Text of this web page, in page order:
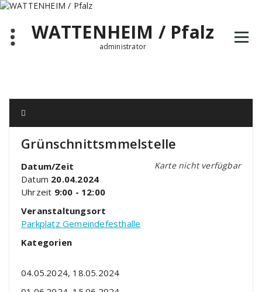
Zum
springenWATTENHEIM / Pfalz
administrator
Grünschnittsmmelstelle
Karte nicht verfügbar
Datum/Zeit
Datum 20.04.2024
Uhrzeit 9:00 - 12:00
Veranstaltungsort
Parkplatz Gemeindefesthalle
Kategorien
04.05.2024, 18.05.2024